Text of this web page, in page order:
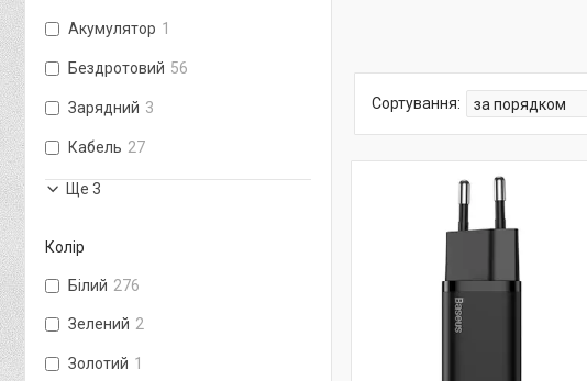
Акумулятор 1
Бездротовий 56
Зарядний 3
Кабель 27
Ще 3
Колір
Білий 276
Зелений 2
Золотий 1